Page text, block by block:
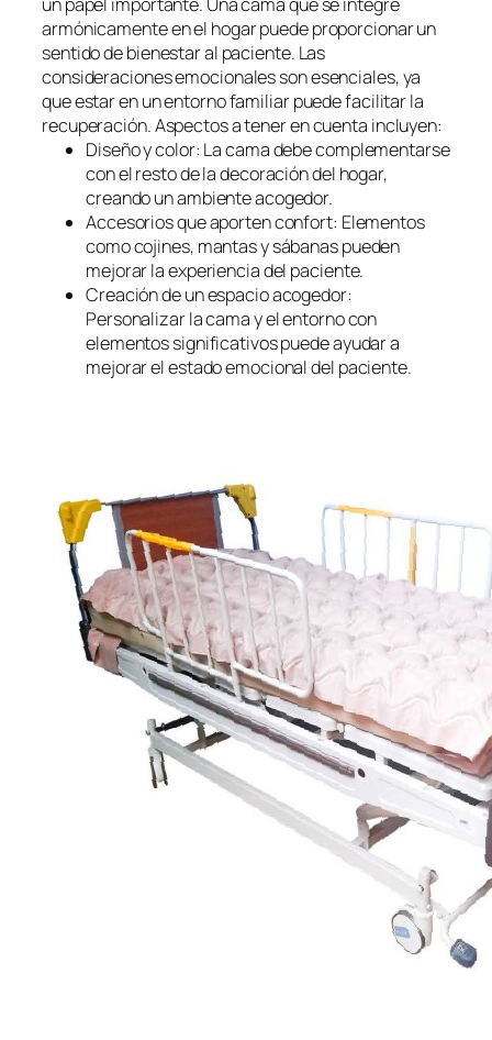
armónicamente en el hogar puede proporcionar un
sentido de bienestar al paciente. Las
consideraciones emocionales son esenciales, ya
que estar en un entorno familiar puede facilitar la
recuperación. Aspectos a tener en cuenta incluyen:
Diseño y color: La cama debe complementarse
con el resto de la decoración del hogar,
creando un ambiente acogedor.
Accesorios que aporten confort: Elementos
como cojines, mantas y sábanas pueden
mejorar la experiencia del paciente.
Creación de un espacio acogedor:
Personalizar la cama y el entorno con
elementos significativos puede ayudar a
mejorar el estado emocional del paciente.